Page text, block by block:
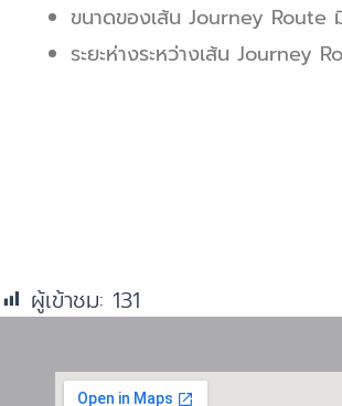
ขนาดของเส้น Journey
ระยะห่างระหว่างเส้น
ผู้เข้าชม: 131